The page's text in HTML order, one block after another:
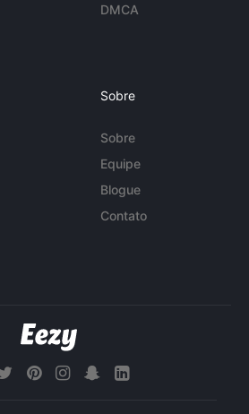
DMCA
Sobre
Sobre
Equipe
Blogue
Contato